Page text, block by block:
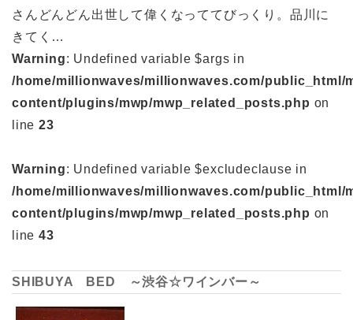
さんどんどん出世して偉くなっててびっくり。品川に
きてく…
Warning: Undefined variable $args in
/home/millionwaves/millionwaves.com/public_html/
content/plugins/mwp/mwp_related_posts.php on
line 23
Warning: Undefined variable $excludeclause in
/home/millionwaves/millionwaves.com/public_html/
content/plugins/mwp/mwp_related_posts.php on
line 43
SHIBUYA BED ～渋谷☆ワインバー～